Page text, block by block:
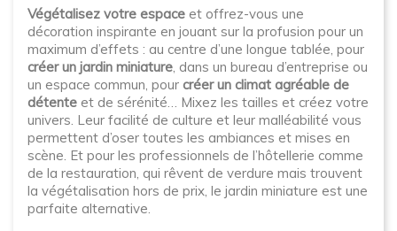
Végétalisez votre espace et offrez-vous une
décoration inspirante en jouant sur la profusion pour un
maximum d’effets : au centre d’une longue tablée, pour
créer un jardin miniature, dans un bureau d’entreprise ou
un espace commun, pour créer un climat agréable de
détente et de sérénité… Mixez les tailles et créez votre
univers. Leur facilité de culture et leur malléabilité vous
permettent d’oser toutes les ambiances et mises en
scène. Et pour les professionnels de l’hôtellerie comme
de la restauration, qui rêvent de verdure mais trouvent
la végétalisation hors de prix, le jardin miniature est une
parfaite alternative.